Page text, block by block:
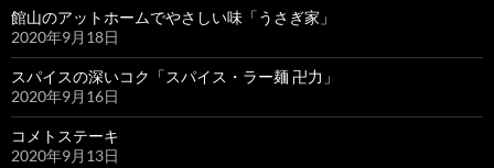
館山のアットホームでやさしい味「うさぎ家」
2020年9月18日
スパイスの深いコク「スパイス・ラー麺 卍力」
2020年9月16日
コメトステーキ
2020年9月13日